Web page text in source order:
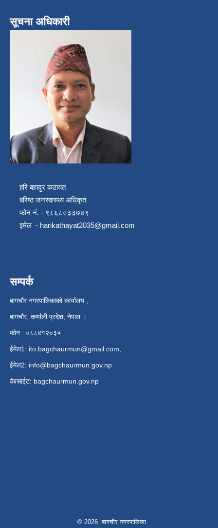
सूचना अधिकारी
हरि बहादुर कठायत
बरिष्ठ जनस्वास्थ्य अधिकृत
फोन नं. - ९८६८०३३७४९
इमेल - harikathayat2035@gmail.com
सम्पर्क
बागचौर नगरपालिकाको कार्यालय ,
बागचौर, कर्णाली प्रदेश, नेपाल ।
फोन : ०८८४१२०३५
ईमेल1: ito.bagchaurmun@gmail.com
ईमेल2: info@bagchaurmun.gov.np
वे‍बसाईट: bagchaurmun.gov.np
© 2026 बागचौर नगरपालिका